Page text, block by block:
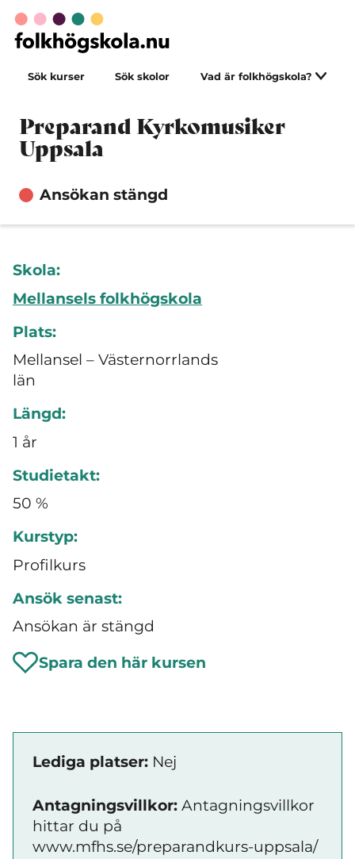
Sök kurser Sök skolor Vad är folkhögskola?
Preparand Kyrkomusiker
Uppsala
Ansökan stängd
Skola:
Mellansels folkhögskola
Plats:
Mellansel – Västernorrlands
län
Längd:
1 år
Studietakt:
50 %
Kurstyp:
Profilkurs
Ansök senast:
Ansökan är stängd
Spara den här kursen
Lediga platser: Nej
Antagningsvillkor: Antagningsvillkor
hittar du på
www.mfhs.se/preparandkurs-uppsala/